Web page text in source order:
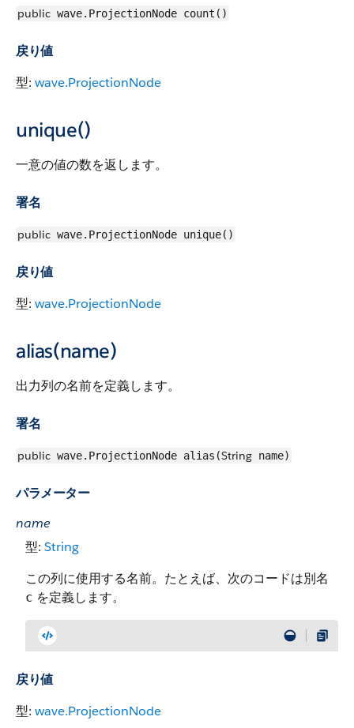
public wave.ProjectionNode count()
戻り値
型: wave.ProjectionNode
unique()
一意の値の数を返します。
署名
public wave.ProjectionNode unique()
戻り値
型: wave.ProjectionNode
alias(name)
出力列の名前を定義します。
署名
public wave.ProjectionNode alias(String name)
パラメーター
name
型: String
この列に使用する名前。たとえば、次のコードは別名
c を定義します。
戻り値
型: wave.ProjectionNode